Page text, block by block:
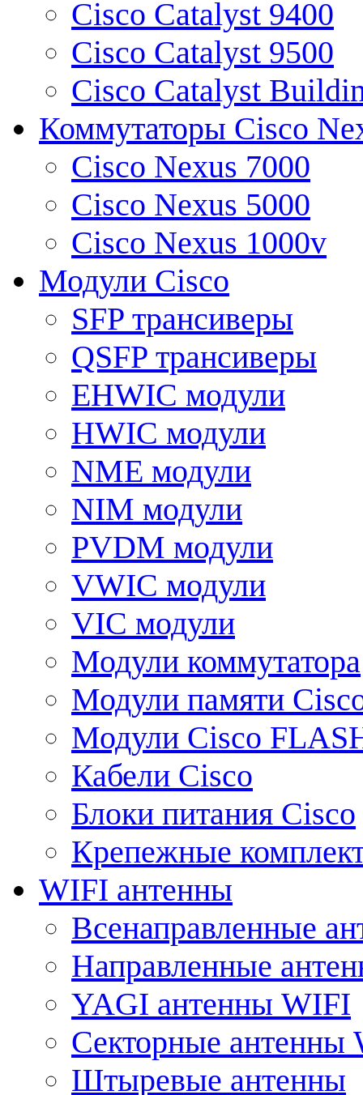
Cisco Catalyst 9400
Cisco Catalyst 9500
Cisco Catalyst
Коммутаторы Cisco
Cisco Nexus 7000
Cisco Nexus 5000
Cisco Nexus 1000v
Модули Cisco
SFP трансиверы
QSFP трансиверы
EHWIC модули
HWIC модули
NME модули
NIM модули
PVDM модули
VWIC модули
VIC модули
Модули коммутатора
Модули памяти
Модули Cisco
Кабели Cisco
Блоки питания Cisco
Крепежные
WIFI антенны
Всенаправленные
Направленные
YAGI антенны WIFI
Секторные антенны
Штыревые антенны